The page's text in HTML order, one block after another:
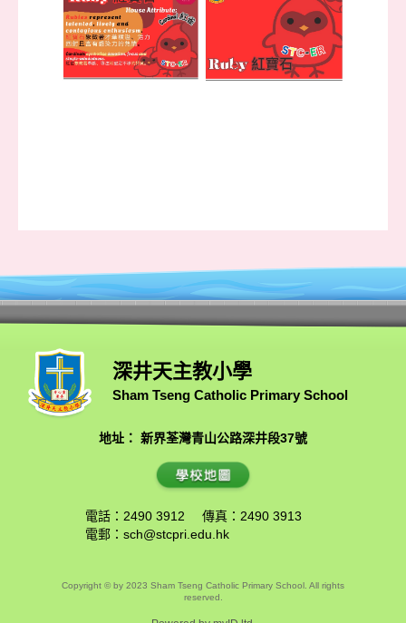
深井天主教小學
Sham Tseng Catholic Primary School
地址： 新界荃灣青山公路深井段37號
電話：2490 3912
傳真：2490 3913
電郵： sch@stcpri.edu.hk
Copyright © by 2023 Sham Tseng Catholic Primary School. All rights
reserved.